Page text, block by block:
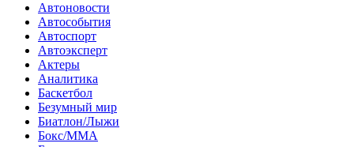
Автоновости
Автособытия
Автоспорт
Автоэксперт
Актеры
Аналитика
Баскетбол
Безумный мир
Биатлон/Лыжи
Бокс/MMA